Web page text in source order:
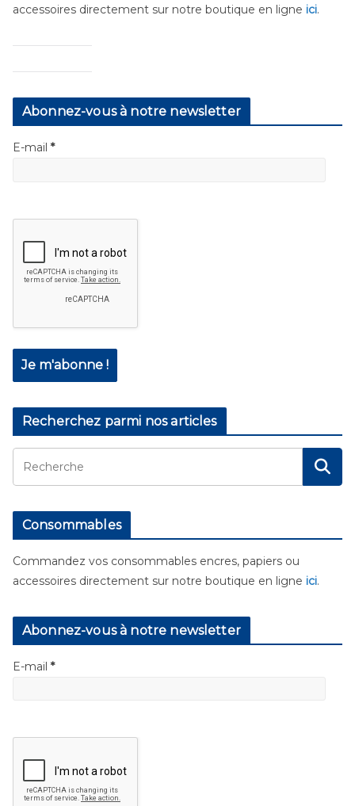
accessoires directement sur notre boutique en ligne ici.
Abonnez-vous à notre newsletter
E-mail *
Recherchez parmi nos articles
Consommables
Commandez vos consommables encres, papiers ou
accessoires directement sur notre boutique en ligne ici.
Abonnez-vous à notre newsletter
E-mail *